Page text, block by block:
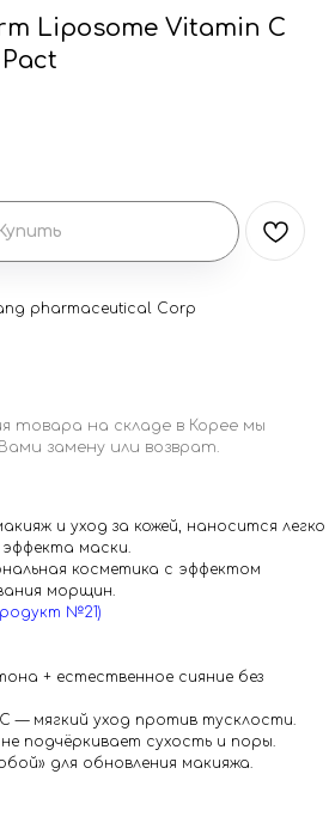
Liposome Vitamin C
Купить
pharmaceutical Corp
и уход за кожей, наносится легко
маски.
косметика с эффектом
морщин.
№21)
+ естественное сияние без
— мягкий уход против тусклости.
подчёркивает сухость и поры.
для обновления макияжа.